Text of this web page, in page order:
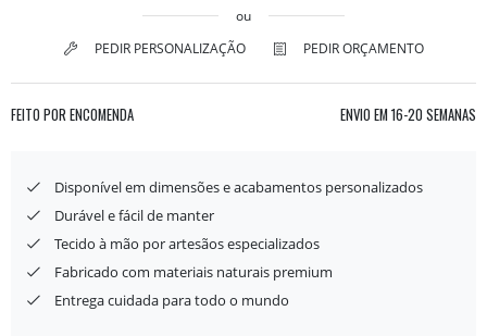
ou
PEDIR PERSONALIZAÇÃO
PEDIR ORÇAMENTO
FEITO POR ENCOMENDA ENVIO EM 16-20 SEMANAS
Disponível em dimensões e acabamentos personalizados
Durável e fácil de manter
Tecido à mão por artesãos especializados
Fabricado com materiais naturais premium
Entrega cuidada para todo o mundo